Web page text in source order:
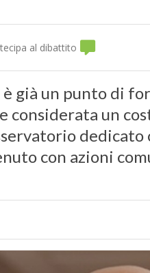
al dibattito
è già un punto di
considerata un
con azioni